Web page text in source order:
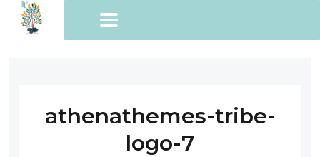
athenathemes-tribe-
logo-7